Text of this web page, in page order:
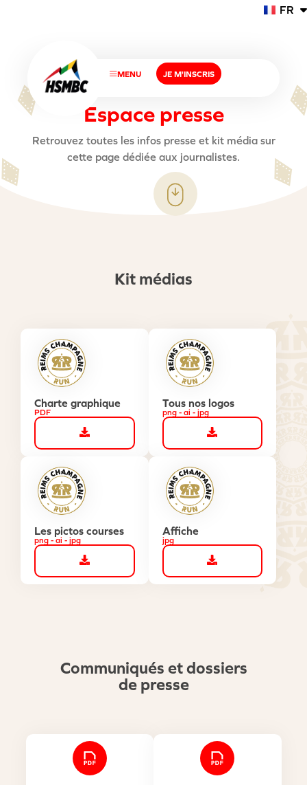
FR
EN
MENU JE M'INSCRIS
Espace presse
Retrouvez toutes les infos presse et kit média sur
cette page dédiée aux journalistes.
Kit médias
Charte graphique
PDF
Tous nos logos
png - ai - jpg
Les pictos courses
png - ai - jpg
Affiche
jpg
Communiqués et dossiers
de presse